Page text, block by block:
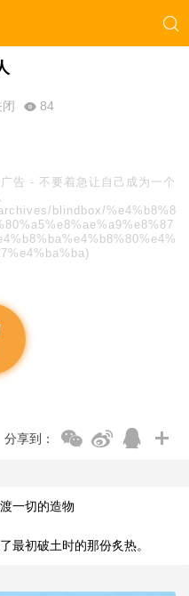
84
告 - 不要着急让自己成为一个
blindbox/%e4%b8%8
分享到：
一切的造物
最初破土时的那份炙热。